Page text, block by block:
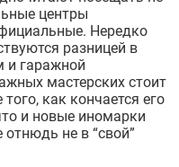
центры
Нередко
разницей в
и гаражной
мастерских стоит
как кончается его
и новые иномарки
не в “свой”